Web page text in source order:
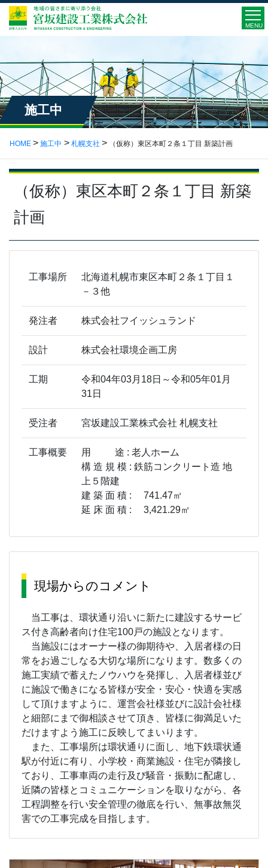
MENU
施工中
HOME 施工中 札幌支社 （仮称）東区本町２条１丁目 新築計画
（仮称）東区本町２条１丁目 新築
計画
工事場所
北海道札幌市東区本町２条１丁目１
－３他
発注者 株式会社フイッシュランド
設計 株式会社環境企画工房
工期
令和04年03月18日～令和05年01月
31日
受注者 宮坂建設工業株式会社 札幌支社
工事概要
用 途 : 老人ホーム
構 造 規 模 : 鉄筋コンクリート造 地
上５階建
建 築 面 積 : 741.47㎡
延 床 面 積 : 3,421.29㎡
現場からのコメント
当工事は、環状通り沿いに新たに建設するサービ
ス付き高齢者向け住宅100戸の施設となります。
当施設にはオーナー様の御期待や、入居者様の日
常をお過ごしなる大切な場所になります。数多くの
施工実績で蓄えたノウハウを発揮し、入居者様並び
に施設で働きになる皆様が安全・安心・快適を実感
して頂けますように、運営会社様並びに設計会社様
と細部にまで御相談させて頂き、皆様に御満足いた
だけますよう施工に反映してまいります。
また、工事場所は環状通りに面し、地下鉄環状通
駅が付近に有り、小学校・商業施設・住宅が隣接し
ており、工事車両の走行及び騒音・振動に配慮し、
近隣の皆様とコミュニケーションを取りながら、各
工程調整を行い安全管理の徹底を行い、無事故無災
害での工事完成を目指します。